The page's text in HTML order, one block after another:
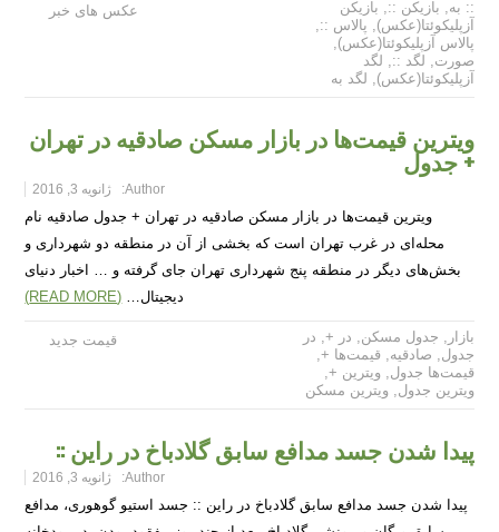
عکس های خبر :: به, بازیکن ::, بازیکن
آزپلیکوئتا(عکس), پالاس ::,
پالاس آزپلیکوئتا(عکس),
صورت, لگد ::, لگد
آزپلیکوئتا(عکس), لگد به
ویترین قیمت‌ها در بازار مسکن صادقیه در تهران
+ جدول
Author: ژانویه 3, 2016
ویترین قیمت‌ها در بازار مسکن صادقیه در تهران + جدول صادقیه نام
محله‌ای در غرب تهران است که بخشی از آن در منطقه دو شهرداری و
بخش‌های دیگر در منطقه پنج شهرداری تهران جای گرفته و … اخبار دنیای
دیجیتال… (READ MORE)
قیمت جدید بازار , جدول مسکن, در +, در
جدول, صادقیه,قیمت‌ها +,
قیمت‌ها جدول,ویترین +,
ویترین جدول,ویترین مسکن
پیدا شدن جسد مدافع سابق گلادباخ در راین ::
Author: ژانویه 3, 2016
پیدا شدن جسد مدافع سابق گلادباخ در راین :: جسد استیو گوهوری، مدافع